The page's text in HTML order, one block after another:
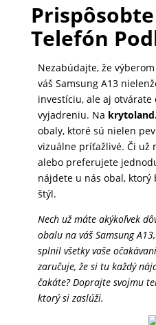
Telefón
Nezabúdajte, že
váš Samsung A13
investíciu, ale aj
vyjadreniu. Na
obaly, ktoré sú nielen
vizuálne príťažlivé. Či už
alebo preferujete
nájdete u nás obal,
štýl.
Nech už máte akýkoľvek
obalu na váš Samsung A13,
splnil všetky vaše
zaručuje, že si tu každý
čakáte? Doprajte svojmu
ktorý si zaslúži.